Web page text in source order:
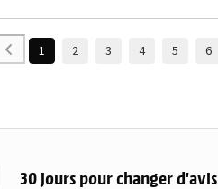
1 2 3 4 5 6
30 jours pour changer d'avis